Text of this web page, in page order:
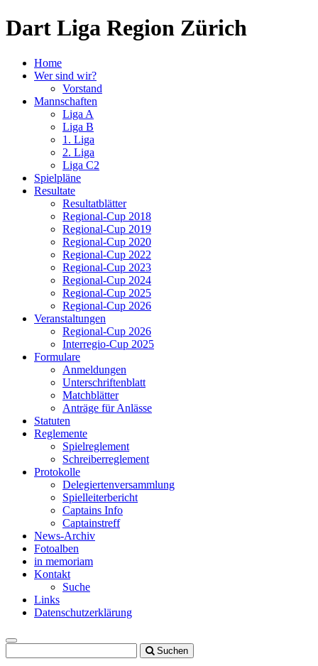
Dart Liga Region Zürich
Home
Wer sind wir?
Vorstand
Mannschaften
Liga A
Liga B
1. Liga
2. Liga
Liga C2
Spielpläne
Resultate
Resultatblätter
Regional-Cup 2018
Regional-Cup 2019
Regional-Cup 2020
Regional-Cup 2022
Regional-Cup 2023
Regional-Cup 2024
Regional-Cup 2025
Regional-Cup 2026
Veranstaltungen
Regional-Cup 2026
Interregio-Cup 2025
Formulare
Anmeldungen
Unterschriftenblatt
Matchblätter
Anträge für Anlässe
Statuten
Reglemente
Spielreglement
Schreiberreglement
Protokolle
Delegiertenversammlung
Spielleiterbericht
Captains Info
Captainstreff
News-Archiv
Fotoalben
in memoriam
Kontakt
Suche
Links
Datenschutzerklärung
Toggle
navigation
Suchen